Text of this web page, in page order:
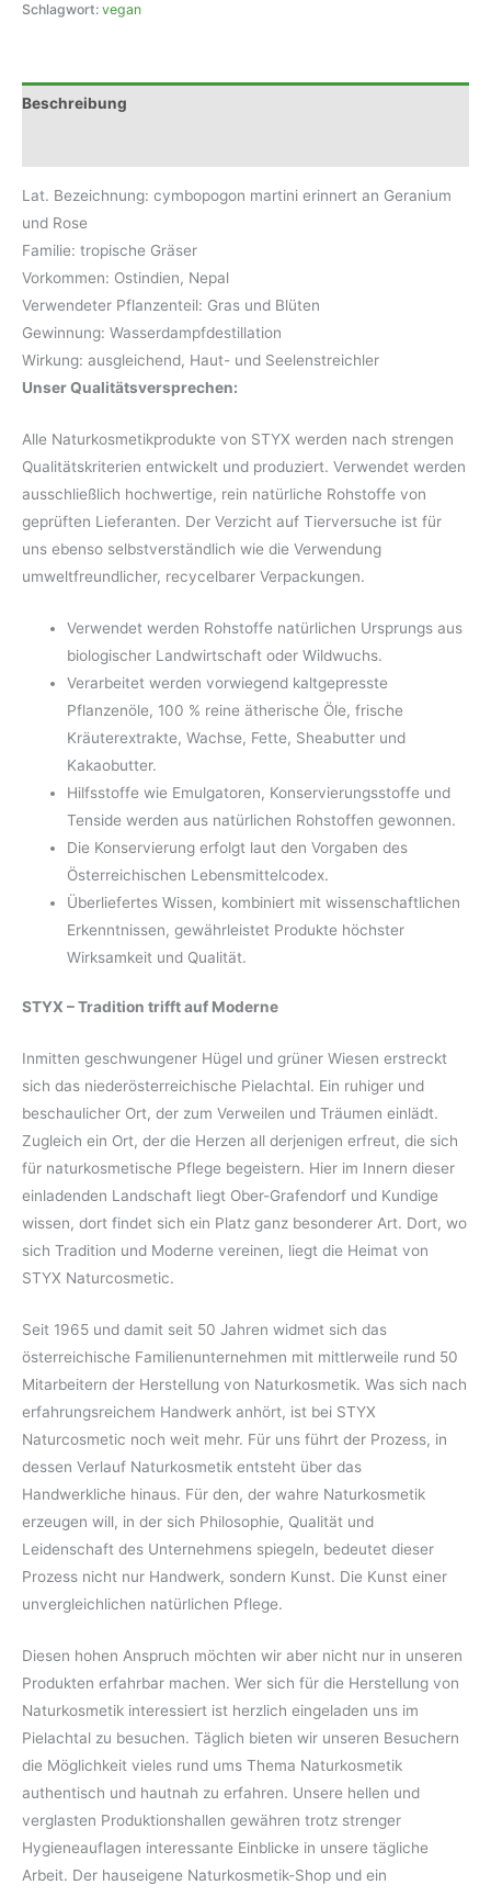
Schlagwort: vegan
Beschreibung
Lat. Bezeichnung: cymbopogon martini erinnert an Geranium
und Rose
Familie: tropische Gräser
Vorkommen: Ostindien, Nepal
Verwendeter Pflanzenteil: Gras und Blüten
Gewinnung: Wasserdampfdestillation
Wirkung: ausgleichend, Haut- und Seelenstreichler
Unser Qualitätsversprechen:
Alle Naturkosmetikprodukte von STYX werden nach strengen
Qualitätskriterien entwickelt und produziert. Verwendet werden
ausschließlich hochwertige, rein natürliche Rohstoffe von
geprüften Lieferanten. Der Verzicht auf Tierversuche ist für
uns ebenso selbstverständlich wie die Verwendung
umweltfreundlicher, recycelbarer Verpackungen.
Verwendet werden Rohstoffe natürlichen Ursprungs aus
biologischer Landwirtschaft oder Wildwuchs.
Verarbeitet werden vorwiegend kaltgepresste
Pflanzenöle, 100 % reine ätherische Öle, frische
Kräuterextrakte, Wachse, Fette, Sheabutter und
Kakaobutter.
Hilfsstoffe wie Emulgatoren, Konservierungsstoffe und
Tenside werden aus natürlichen Rohstoffen gewonnen.
Die Konservierung erfolgt laut den Vorgaben des
Österreichischen Lebensmittelcodex.
Überliefertes Wissen, kombiniert mit wissenschaftlichen
Erkenntnissen, gewährleistet Produkte höchster
Wirksamkeit und Qualität.
STYX – Tradition trifft auf Moderne
Inmitten geschwungener Hügel und grüner Wiesen erstreckt
sich das niederösterreichische Pielachtal. Ein ruhiger und
beschaulicher Ort, der zum Verweilen und Träumen einlädt.
Zugleich ein Ort, der die Herzen all derjenigen erfreut, die sich
für naturkosmetische Pflege begeistern. Hier im Innern dieser
einladenden Landschaft liegt Ober-Grafendorf und Kundige
wissen, dort findet sich ein Platz ganz besonderer Art. Dort, wo
sich Tradition und Moderne vereinen, liegt die Heimat von
STYX Naturcosmetic.
Seit 1965 und damit seit 50 Jahren widmet sich das
österreichische Familienunternehmen mit mittlerweile rund 50
Mitarbeitern der Herstellung von Naturkosmetik. Was sich nach
erfahrungsreichem Handwerk anhört, ist bei STYX
Naturcosmetic noch weit mehr. Für uns führt der Prozess, in
dessen Verlauf Naturkosmetik entsteht über das
Handwerkliche hinaus. Für den, der wahre Naturkosmetik
erzeugen will, in der sich Philosophie, Qualität und
Leidenschaft des Unternehmens spiegeln, bedeutet dieser
Prozess nicht nur Handwerk, sondern Kunst. Die Kunst einer
unvergleichlichen natürlichen Pflege.
Diesen hohen Anspruch möchten wir aber nicht nur in unseren
Produkten erfahrbar machen. Wer sich für die Herstellung von
Naturkosmetik interessiert ist herzlich eingeladen uns im
Pielachtal zu besuchen. Täglich bieten wir unseren Besuchern
die Möglichkeit vieles rund ums Thema Naturkosmetik
authentisch und hautnah zu erfahren. Unsere hellen und
verglasten Produktionshallen gewähren trotz strenger
Hygieneauflagen interessante Einblicke in unsere tägliche
Arbeit. Der hauseigene Naturkosmetik-Shop und ein